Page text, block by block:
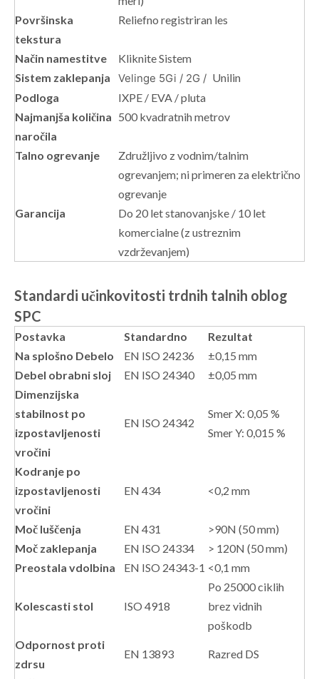
Površinska
tekstura
Reliefno registriran les
Način namestitve
Kliknite Sistem
Sistem zaklepanja
Velinge 5Gi / 2G / Unilin
Podloga
IXPE / EVA / pluta
Najmanjša količina
naročila
500 kvadratnih metrov
Talno ogrevanje
Združljivo z vodnim/talnim
ogrevanjem; ni primeren za električno
ogrevanje
Garancija
Do 20 let stanovanjske / 10 let
komercialne (z ustreznim
vzdrževanjem)
Standardi učinkovitosti trdnih talnih oblog
SPC
Postavka Standardno
Rezultat
Na splošno Debelo
EN ISO 24236
±0,15 mm
Debel obrabni sloj
EN ISO 24340
±0,05 mm
Dimenzijska
stabilnost po
izpostavljenosti
vročini
EN ISO 24342
Smer X: 0,05 %
Smer Y: 0,015 %
Kodranje po
izpostavljenosti
vročini
EN 434 <0,2 mm
Moč luščenja EN 431
>90N (50 mm)
Moč zaklepanja
EN ISO 24334
> 120N (50 mm)
Preostala vdolbina
EN ISO 24343-1 <0,1 mm
Kolescasti stol ISO 4918
Po 25000 ciklih
brez vidnih
poškodb
Odpornost proti
zdrsu
EN 13893 Razred DS